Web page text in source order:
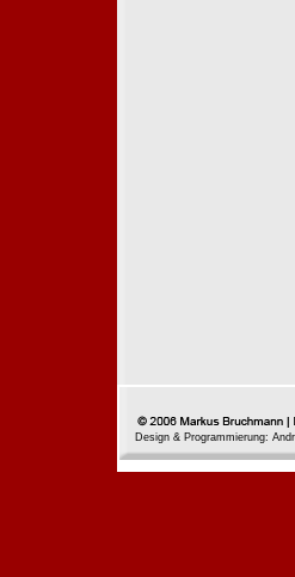
Design & Programmierung: